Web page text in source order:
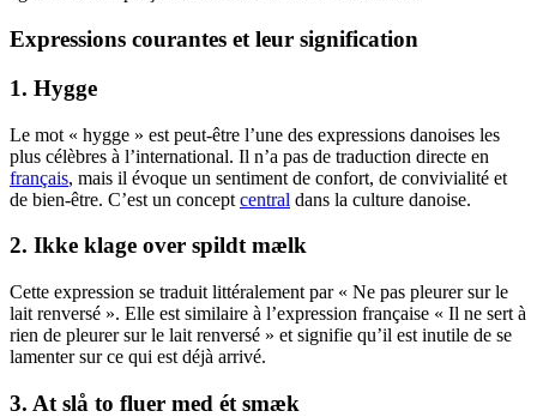
Expressions courantes et leur signification
1. Hygge
Le mot « hygge » est peut-être l’une des expressions danoises les
plus célèbres à l’international. Il n’a pas de traduction directe en
français, mais il évoque un sentiment de confort, de convivialité et
de bien-être. C’est un concept central dans la culture danoise.
2. Ikke klage over spildt mælk
Cette expression se traduit littéralement par « Ne pas pleurer sur le
lait renversé ». Elle est similaire à l’expression française « Il ne sert à
rien de pleurer sur le lait renversé » et signifie qu’il est inutile de se
lamenter sur ce qui est déjà arrivé.
3. At slå to fluer med ét smæk